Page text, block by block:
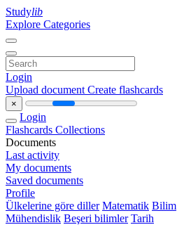
Studylib
Explore Categories
Login
Upload document Create flashcards
×
Login
Flashcards Collections
Documents
Last activity
My documents
Saved documents
Profile
Ülkelerine göre diller Matematik Bilim
Mühendislik Beşeri bilimler Tarih